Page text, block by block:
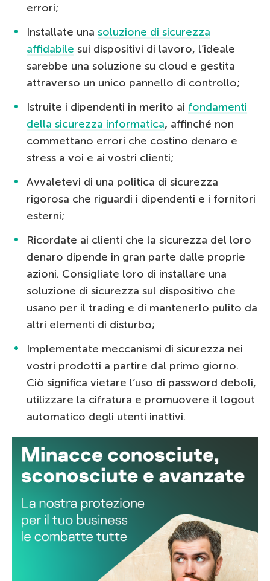
errori;
Installate una soluzione di sicurezza
affidabile sui dispositivi di lavoro, l’ideale
sarebbe una soluzione su cloud e gestita
attraverso un unico pannello di controllo;
Istruite i dipendenti in merito ai fondamenti
della sicurezza informatica, affinché non
commettano errori che costino denaro e
stress a voi e ai vostri clienti;
Avvaletevi di una politica di sicurezza
rigorosa che riguardi i dipendenti e i fornitori
esterni;
Ricordate ai clienti che la sicurezza del loro
denaro dipende in gran parte dalle proprie
azioni. Consigliate loro di installare una
soluzione di sicurezza sul dispositivo che
usano per il trading e di mantenerlo pulito da
altri elementi di disturbo;
Implementate meccanismi di sicurezza nei
vostri prodotti a partire dal primo giorno.
Ciò significa vietare l’uso di password deboli,
utilizzare la cifratura e promuovere il logout
automatico degli utenti inattivi.